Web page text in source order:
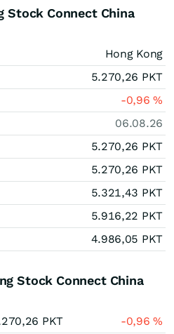
Stock Connect China
Hong Kong
5.270,26 PKT
-0,96%
06.08.26
5.270,26 PKT
5.270,26 PKT
5.321,43 PKT
5.916,22 PKT
4.986,05 PKT
Stock Connect China
PKT -0,96%